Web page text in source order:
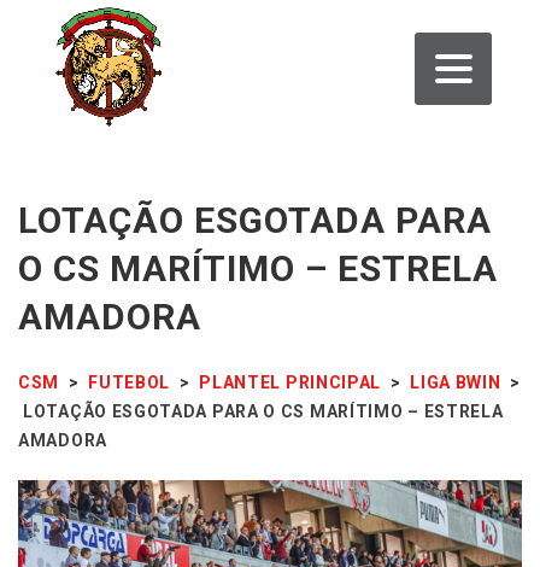
LOTAÇÃO ESGOTADA PARA
O CS MARÍTIMO – ESTRELA
AMADORA
CSM > FUTEBOL > PLANTEL PRINCIPAL > LIGA BWIN
>
LOTAÇÃO ESGOTADA PARA O CS MARÍTIMO – ESTRELA
AMADORA